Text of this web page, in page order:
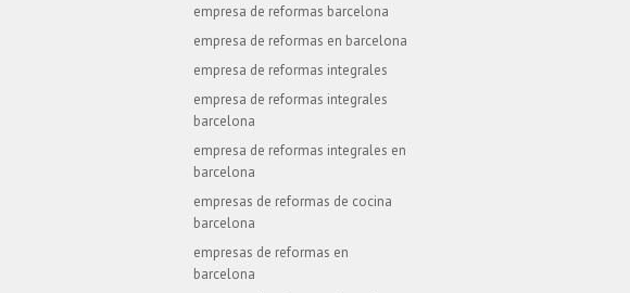
empresa de reformas barcelona
empresa de reformas en barcelona
empresa de reformas integrales
empresa de reformas integrales
barcelona
empresa de reformas integrales en
barcelona
empresas de reformas de cocina
barcelona
empresas de reformas en
barcelona